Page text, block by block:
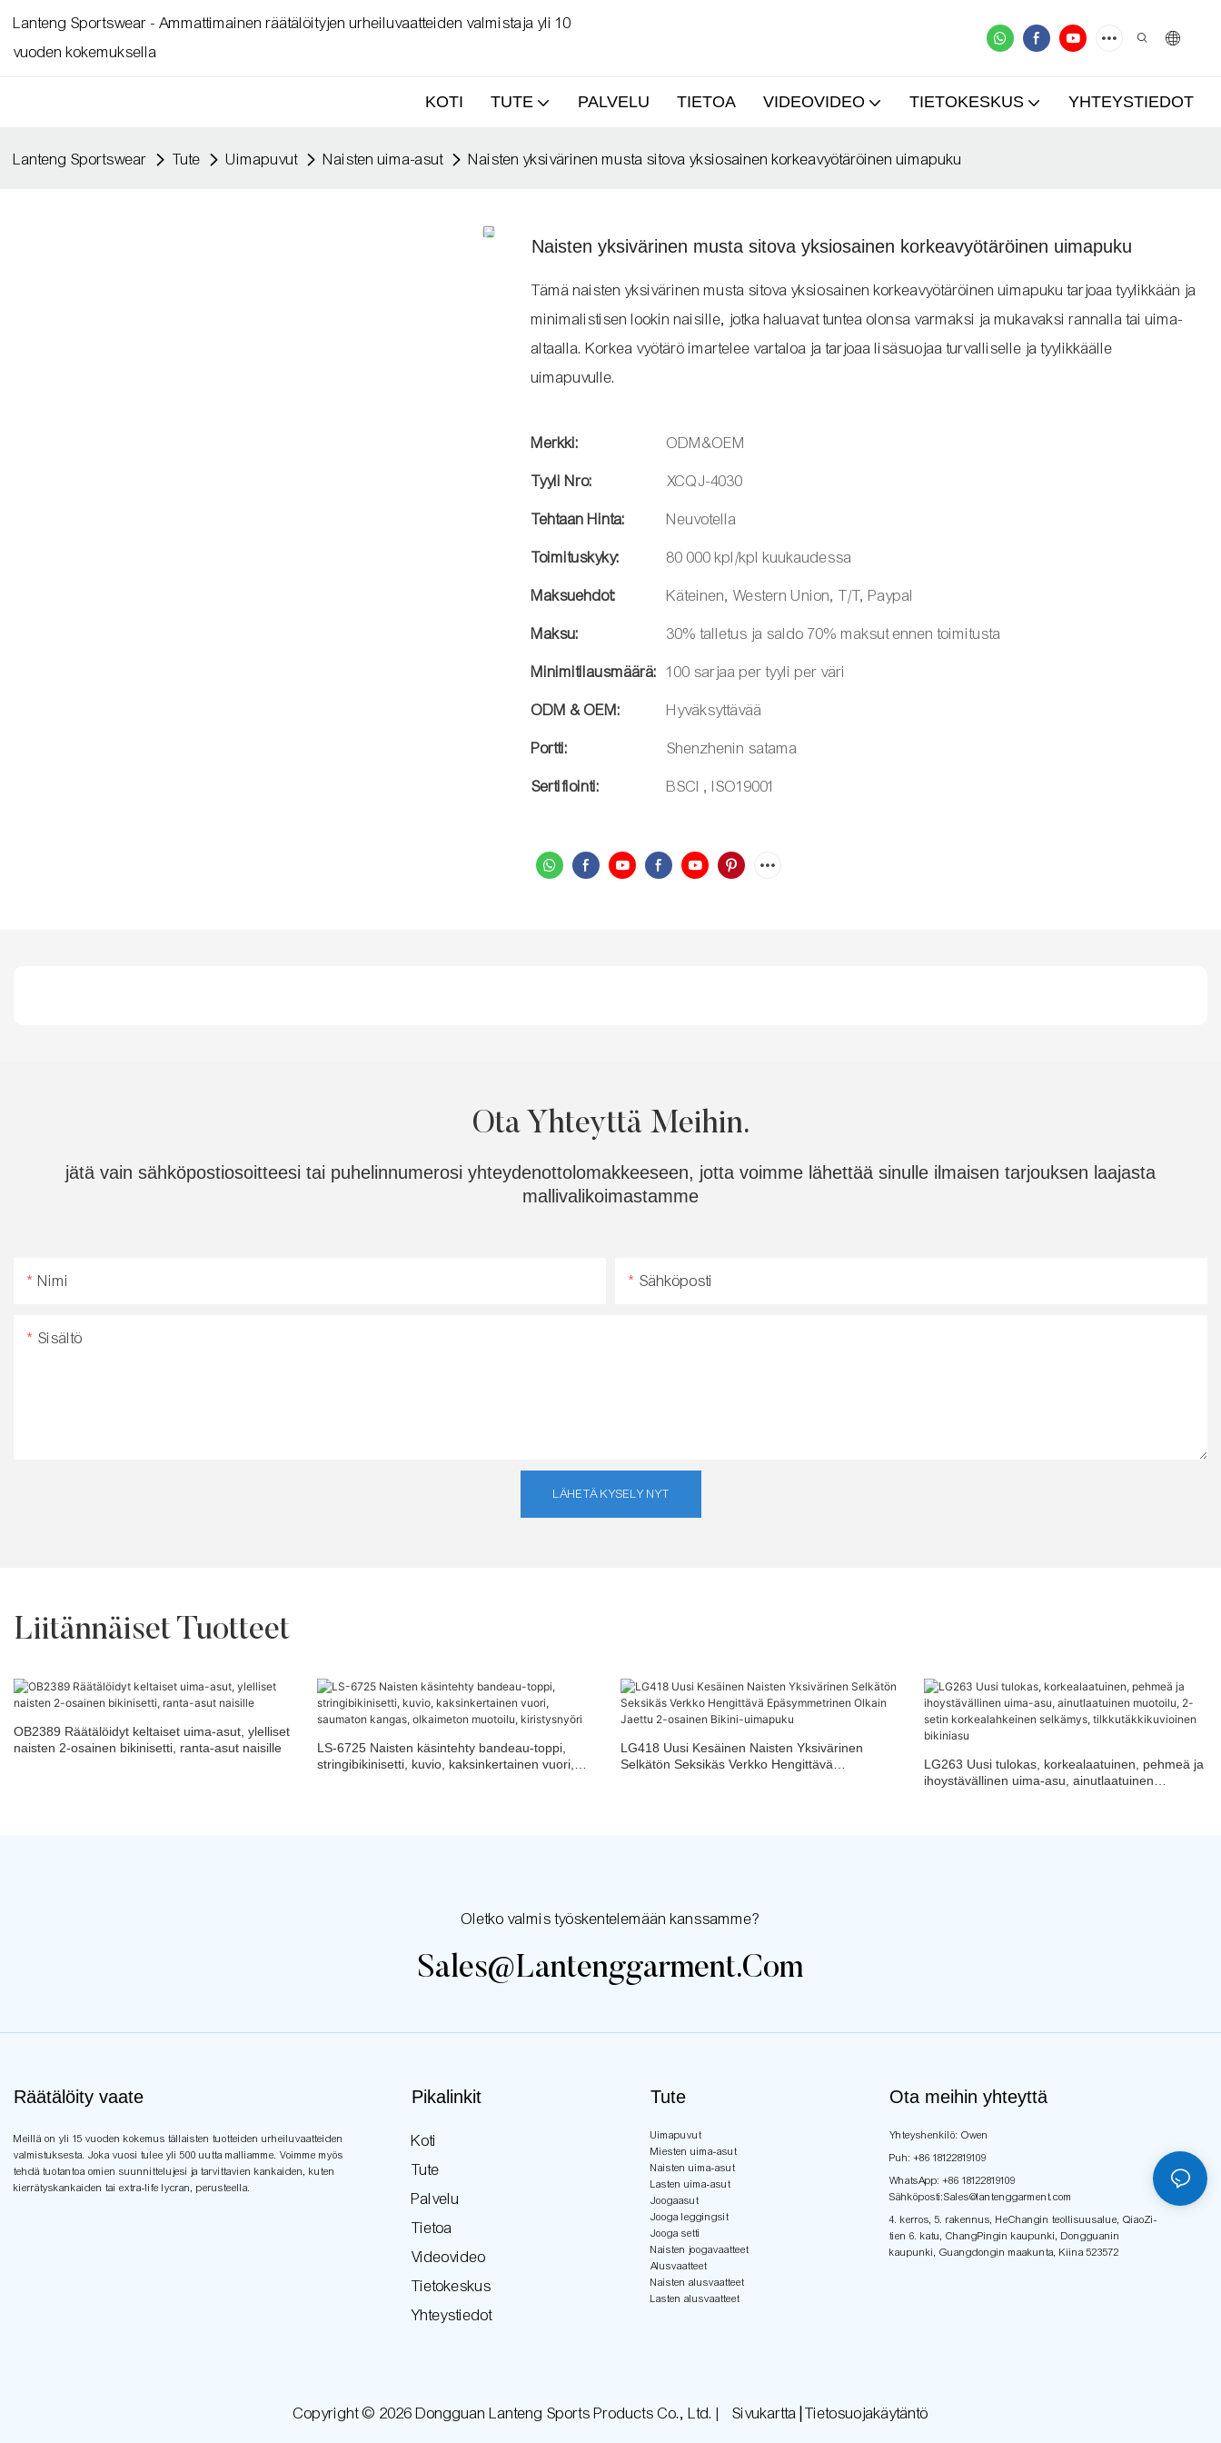
Lanteng Sportswear - Ammattimainen räätälöityjen urheiluvaatteiden valmistaja yli 10
vuoden kokemuksella
KOTI TUTE PALVELU TIETOA VIDEOVIDEO TIETOKESKUS YHTEYSTIEDOT
Lanteng Sportswear Tute Uimapuvut Naisten uima-asut Naisten yksivärinen musta sitova yksiosainen korkeavyötäröinen uimapuku
Naisten yksivärinen musta sitova yksiosainen korkeavyötäröinen uimapuku
Tämä naisten yksivärinen musta sitova yksiosainen korkeavyötäröinen uimapuku tarjoaa tyylikkään ja
minimalistisen lookin naisille, jotka haluavat tuntea olonsa varmaksi ja mukavaksi rannalla tai uima-
altaalla. Korkea vyötärö imartelee vartaloa ja tarjoaa lisäsuojaa turvalliselle ja tyylikkäälle
uimapuvulle.
Merkki:
ODM&OEM
Tyyli Nro:
XCQJ-4030
Tehtaan Hinta:
Neuvotella
Toimituskyky:
80 000 kpl/kpl kuukaudessa
Maksuehdot:
Käteinen, Western Union, T/T, Paypal
Maksu:
30% talletus ja saldo 70% maksut ennen toimitusta
Minimitilausmäärä: 100 sarjaa per tyyli per väri
ODM & OEM:
Hyväksyttävää
Portti:
Shenzhenin satama
Sertifiointi:
BSCI , ISO19001
Ota Yhteyttä Meihin.
jätä vain sähköpostiosoitteesi tai puhelinnumerosi yhteydenottolomakkeeseen, jotta voimme lähettää sinulle ilmaisen tarjouksen laajasta
mallivalikoimastamme
Nimi Sähköposti
Sisältö
LÄHETÄ KYSELY NYT
Liitännäiset Tuotteet
OB2389 Räätälöidyt keltaiset uima-asut, ylelliset
naisten 2-osainen bikinisetti, ranta-asut naisille
LS-6725 Naisten käsintehty bandeau-toppi,
stringibikinisetti, kuvio, kaksinkertainen vuori,
LG418 Uusi Kesäinen Naisten Yksivärinen
Selkätön Seksikäs Verkko Hengittävä
LG263 Uusi tulokas, korkealaatuinen, pehmeä ja
ihoystävällinen uima-asu, ainutlaatuinen
Oletko valmis työskentelemään kanssamme?
Sales@lantenggarment.com
Räätälöity vaate
Meillä on yli 15 vuoden kokemus tällaisten tuotteiden urheiluvaatteiden
valmistuksesta. Joka vuosi tulee yli 500 uutta malliamme. Voimme myös
tehdä tuotantoa omien suunnittelujesi ja tarvittavien kankaiden, kuten
kierrätyskankaiden tai extra-life lycran, perusteella.
Pikalinkit
Koti
Tute
Palvelu
Tietoa
Videovideo
Tietokeskus
Yhteystiedot
Tute
Uimapuvut
Miesten uima-asut
Naisten uima-asut
Lasten uima-asut
Joogaasut
Jooga leggingsit
Jooga setti
Naisten joogavaatteet
Alusvaatteet
Naisten alusvaatteet
Lasten alusvaatteet
Ota meihin yhteyttä
Yhteyshenkilö: Owen
Puh: +86 18122819109
WhatsApp: +86 18122819109
Sähköposti:Sales@lantenggarment.com
4. kerros, 5. rakennus, HeChangin teollisuusalue, QiaoZi-
tien 6. katu, ChangPingin kaupunki, Dongguanin
kaupunki, Guangdongin maakunta, Kiina 523572
Copyright © 2026 Dongguan Lanteng Sports Products Co., Ltd. | Sivukartta∣Tietosuojakäytäntö